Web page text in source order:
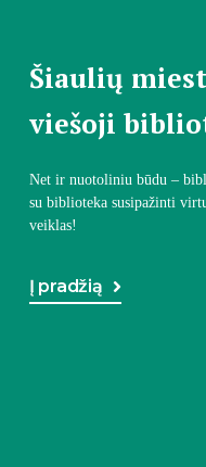
Šiaulių
viešoji
Net ir nuotoliniu būdu –
su biblioteka susipažinti
veiklas!
Į pradžią